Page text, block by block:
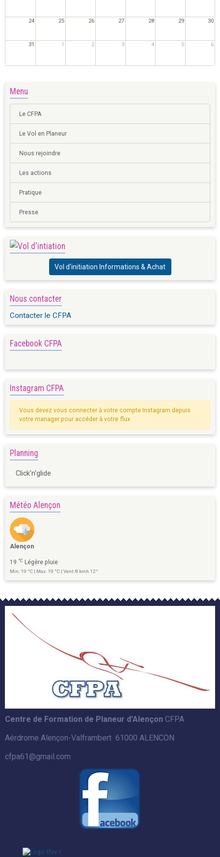
24 25 26 27 28 29 30
31 1 2 3 4 5 6
Menu
Le CFPA
Le Vol en Planeur
Nous rejoindre
Les actions
Pratique
Presse
Vol d'initiation Informations & Achat
Nous contacter
Contacter le CFPA
Facebook CFPA
Instagram CFPA
Vous devez vous connecter à votre compte Instagram depuis
votre manager pour accéder à votre flux
Planning
Click'n'glide
Météo Alençon
Alençon
19 °C Légère pluie
Min: 19 °C | Max: 19 °C | Vent: 8 kmh 12°
Centre de Formation de Planeur d'Alençon CFPA
Aérdrome Alençon-Valframbert 61000 ALENCON
cfpa61@gmail.com